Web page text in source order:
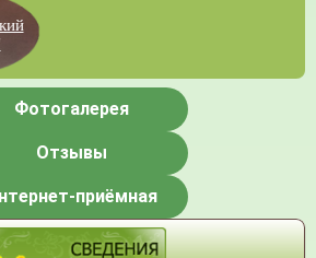
Фотогалерея
Отзывы
приёмная
Меню